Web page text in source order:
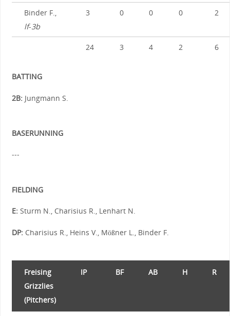
Binder F.,
lf-3b
3 0 0 0 2
24 3 4 2 6
BATTING
2B:Jungmann S.
BASERUNNING
---
FIELDING
E:Sturm N., Charisius R., Lenhart N.
DP:Charisius R., Heins V., Mößner L., Binder F.
Freising
Grizzlies
(Pitchers)
IP BF AB H R